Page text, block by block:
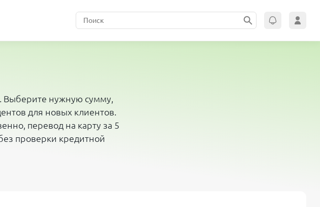
Выберите нужную сумму,
для новых клиентов.
перевод на карту за 5
проверки кредитной